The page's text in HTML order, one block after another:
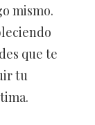
mismo.
que te
tu